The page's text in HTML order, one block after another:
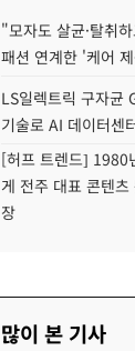
"모자도 살균·탈취
패션 연계한 '케어
LS일렉트릭 구자균
기술로 AI 데이터센
[허프 트렌드] 1980
게 전주 대표 콘텐
장
많이 본 기사